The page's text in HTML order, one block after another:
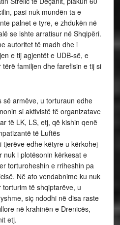
pasi nuk mundën ta e
palnet e tyre, e zhdukën në
se ishte arratisur në Shqipëri.
autoritet të madh dhe i
e tij agjentët e UDB-së, e
familjen dhe farefisin e tij si
së armëve, u torturaun edhe
si aktivistë të organizatave
të LK, LS, etj, që kishin qenë
të Luftës
tjerëve edhe këtyre u kërkohej
i plotësonin kërkesat e
torturoheshin e rriheshin pa
Në ato vendabnime ku nuk
të shqiptarëve, u
siç ndodhi në disa raste
në krahinën e Drenicës,
etj.